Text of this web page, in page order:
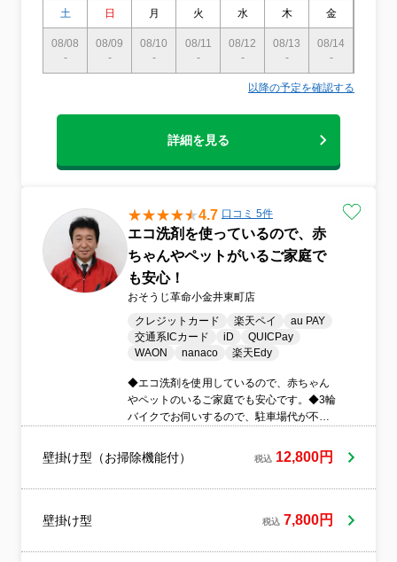
土 日 月 火 水 木 金
08/08
-
08/09
-
08/10
-
08/11
-
08/12
-
08/13
-
08/14
-
以降の予定を確認する
詳細を見る
4.7 口コミ 5件
エコ洗剤を使っているので、赤
ちゃんやペットがいるご家庭で
も安心！
おそうじ革命小金井東町店
クレジットカード
楽天ペイ
au PAY
交通系ICカード
iD
QUICPay
WAON
nanaco 楽天Edy
◆エコ洗剤を使用しているので、赤ちゃん
やペットのいるご家庭でも安心です。◆3輪
バイクでお伺いするので、駐車場代が不要
に対応しています。◆損害保険に加入して
います。
壁掛け型（お掃除機能付） 税込 12,800円
壁掛け型 税込 7,800円